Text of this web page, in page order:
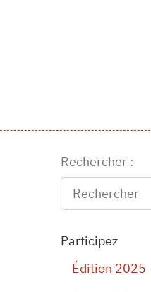
Rechercher :
Participez
Édition 2025